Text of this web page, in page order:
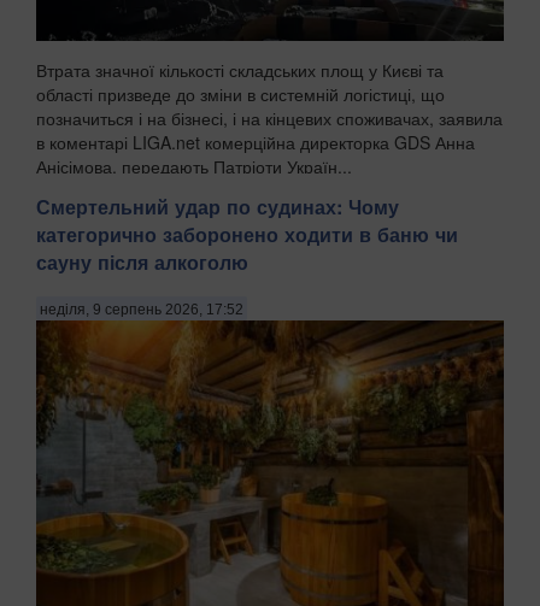
Втрата значної кількості складських площ у Києві та
області призведе до зміни в системній логістиці, що
позначиться і на бізнесі, і на кінцевих споживачах, заявила
в коментарі LIGA.net комерційна директорка GDS Анна
Анісімова, передають Патріоти Україн...
Смертельний удар по судинах: Чому
категорично заборонено ходити в баню чи
сауну після алкоголю
неділя, 9 серпень 2026, 17:52